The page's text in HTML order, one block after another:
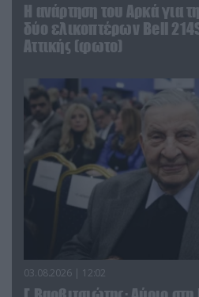
Η ανάρτηση του Αρκά για
δύο ελικοπτέρων Bell
Αττικής (φωτο)
03.08.2026 | 12:02